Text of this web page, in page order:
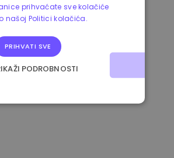
0.00%
prihvaćate sve kolačiće
našoj Politici kolačića.
PRIHVATI SVE
PODROBNOSTI